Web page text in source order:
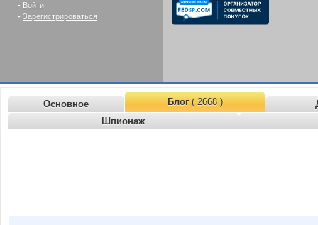
- Войти
- Зарегистрироваться
Основное Блог( 2668 )
Шпионаж